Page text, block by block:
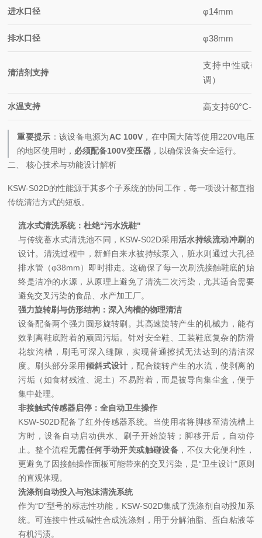
进水口径 φ14mm
排水口径 φ38mm
清洁剂支持
支持中性或碱
调）
水温支持 高支持60°C-
重要提示 ：该设备电源为AC 100V ，在中国大陆等使用220V电压
的地区使用时， 必须配备100V变压器 ，以确保设备安全运行。
二、 核心技术与功能设计解析
KSW-S02D的性能源于其多个子系统的协同工作，每一项设计都直指
传统清洁方式的短板。
流水式清洗系统：杜绝“污水洗鞋"
与传统蓄水式清洗池不同，KSW-S02D采用活水持续流动冲刷 的
设计。清洗过程中，新鲜自来水被持续泵入，脏水则通过大孔径
排水管（φ38mm）即时排走。这确保了每一次刷洗接触鞋底的始
终是洁净的水源，从原理上避免了清洗二次污染，尤其适合需要
避免交叉污染的食品、水产加工厂。
强力旋转刷与仿形结构：深入沟槽的物理清洁
设备配备两个强力圆形旋转刷。其高速旋转产生的机械力，能有
效剥离鞋底附着的顽固污垢。针对安全鞋、工装鞋底复杂的防滑
花纹沟槽，刷毛可深入缝隙，实现普通擦拭无法达到的清洁深
度。刷头部分采用倾斜式设计 ，配合旋转产生的水流，使剥离的
污垢（如食材残渣、泥土）不易附着，而是被导向集尘盒，便于
集中处理。
非接触式传感器启停：全自动卫生操作
KSW-S02D配备了红外传感器系统。当使用者将脚移至清洗槽上
方时，设备自动启动供水、刷子开始旋转；脚移开后，自动停
止。整个流程无需任何手动开关或触碰设备 ，不仅大化便利性，
更避免了因接触操作面板可能带来的交叉污染，是“卫生设计"原则
的直观体现。
洗涤剂自动投入与泡沫清洗系统
作为“D"型号的标志性功能，KSW-S02D集成了洗涤剂自动投加系
统。可连接中性或碱性合成洗涤剂，用于分解油脂、蛋白粘液等
有机污渍。